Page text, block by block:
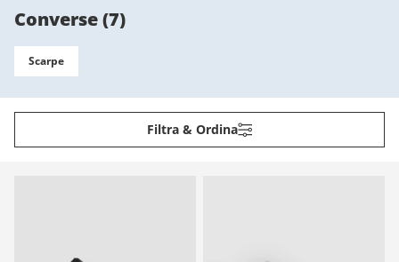
Converse(7)
Scarpe
Filtra & Ordina